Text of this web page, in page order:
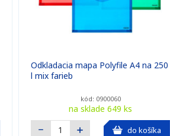
Odkladacia mapa Polyfile A4 na 250
l mix farieb
kód: 0900060
na sklade 649 ks
do košíka